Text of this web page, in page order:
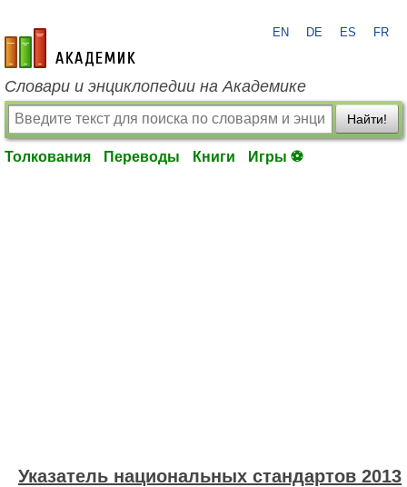
academic.ru
EN DE ES FR
Словари и энциклопедии на Академике
Найти!
Толкования Переводы Книги Игры ⚽
Указатель национальных стандартов 2013